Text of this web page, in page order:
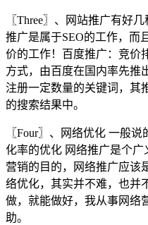
〖Three〗、网站推广有好
推广是属于SEO的工作，而
价的工作！百度推广：竞价
方式，由百度在国内率先推
注册一定数量的关键词，其
的搜索结果中。
〖Four〗、网络优化 一般
化率的优化 网络推广是个广
营销的目的，网络推广应该
络优化，其实并不难，也并
做，就能做好，我从事网络
助。